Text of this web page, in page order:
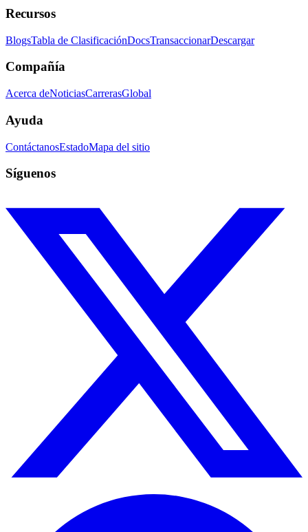
Recursos
BlogsTabla de ClasificaciónDocsTransaccionarDescargar
Compañía
Acerca deNoticiasCarrerasGlobal
Ayuda
ContáctanosEstadoMapa del sitio
Síguenos